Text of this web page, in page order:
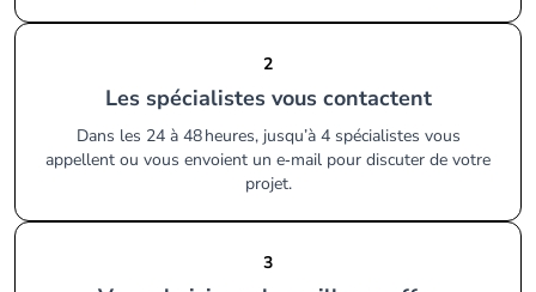
2
Les spécialistes vous contactent
Dans les 24 à 48 heures, jusqu’à 4 spécialistes vous
appellent ou vous envoient un e‑mail pour discuter de votre
projet.
3